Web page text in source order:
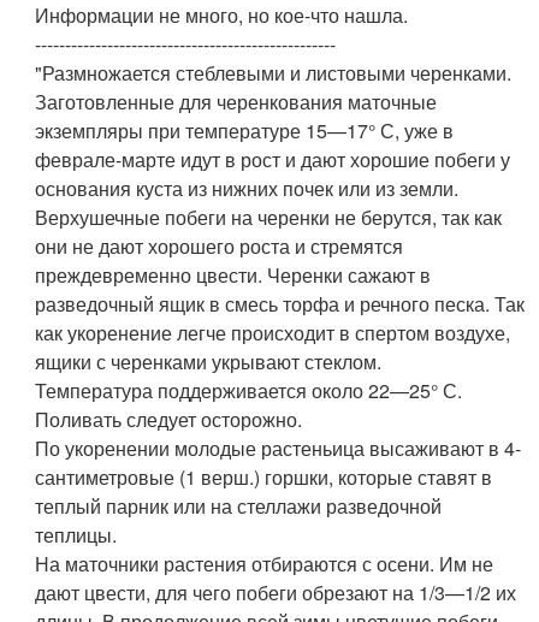
Информации не много, но кое-что нашла.
--------------------------------------------------
"Размножается стеблевыми и листовыми черенками.
Заготовленные для черенкования маточные
экземпляры при температуре 15—17° С, уже в
феврале-марте идут в рост и дают хорошие побеги у
основания куста из нижних почек или из земли.
Верхушечные побеги на черенки не берутся, так как
они не дают хорошего роста и стремятся
преждевременно цвести. Черенки сажают в
разведочный ящик в смесь торфа и речного песка. Так
как укоренение легче происходит в спертом воздухе,
ящики с черенками укрывают стеклом.
Температура поддерживается около 22—25° С.
Поливать следует осторожно.
По укоренении молодые растеньица высаживают в 4-
сантиметровые (1 верш.) горшки, которые ставят в
теплый парник или на стеллажи разведочной
теплицы.
На маточники растения отбираются с осени. Им не
дают цвести, для чего побеги обрезают на 1/3—1/2 их